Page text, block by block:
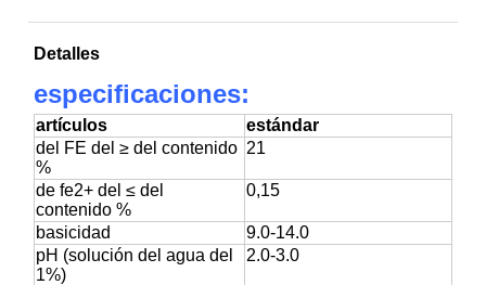
Detalles
especificaciones:
artículos
estándar
del FE del ≥ del contenido
%
21
de fe2+ del ≤ del
contenido %
0,15
basicidad
9.0-14.0
pH (solución del agua del
1%)
2.0-3.0